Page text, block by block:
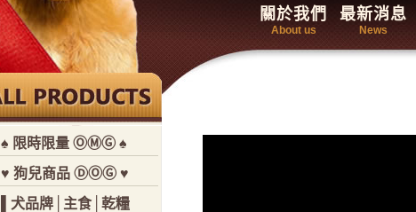
關於我們
About us
最新消息
News
♠ 限時限量 ⓄⓂⒼ ♠
♥ 狗兒商品 ⒹⓄⒼ ♥
▌犬品牌│主食│乾糧